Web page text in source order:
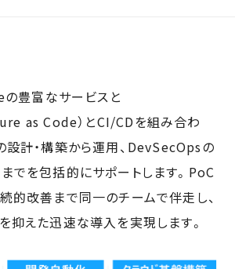
豊富なサービスと
as Code）とCI/CDを組み合わ
設計・構築から運用、DevSecOpsの
でを包括的にサポートします。PoC
的改善まで同一のチームで伴走し、
抑えた迅速な導入を実現します。